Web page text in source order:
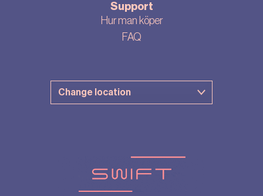
Support
Hur man köper
FAQ